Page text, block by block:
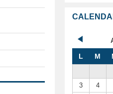
L
M
3
4